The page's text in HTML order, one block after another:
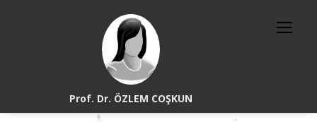
Prof. Dr. ÖZLEM COŞKUN